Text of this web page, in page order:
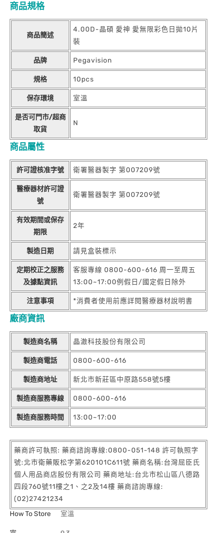
商品規格
商品簡述
4.00D-晶碩 愛神 愛無限彩色日拋10片
裝
品牌 Pegavision
規格 10pcs
保存環境 室溫
是否可門市/超商
取貨
N
商品屬性
許可證核准字號 衛署醫器製字 第007209號
醫療器材許可證
號
衛署醫器製字 第007209號
有效期間或保存
期限
2年
製造日期 請見盒裝標示
定期校正之服務
及據點資訊
客服專線 0800-600-616 周一至周五
13:00~17:00例假日/國定假日除外
注意事項 *消費者使用前應詳閱醫療器材說明書
廠商資訊
製造商名稱 晶澈科技股份有限公司
製造商電話 0800-600-616
製造商地址 新北市新莊區中原路558號5樓
製造商服務專線 0800-600-616
製造商服務時間 13:00~17:00
藥商許可執照: 藥商諮詢專線:0800-051-148 許可執照字
號:北市衛藥販松字第620101C611號 藥商名稱:台灣屈臣氏
個人用品商店股份有限公司 藥商地址:台北市松山區八德路
四段760號11樓之1、之2及14樓 藥商諮詢專線:
(02)27421234
How To Store
室溫